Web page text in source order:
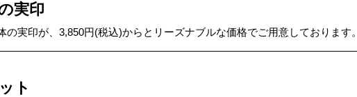
実印
実印が、3,850円(税込)からとリーズナブルな価格でご用意しております。
ト